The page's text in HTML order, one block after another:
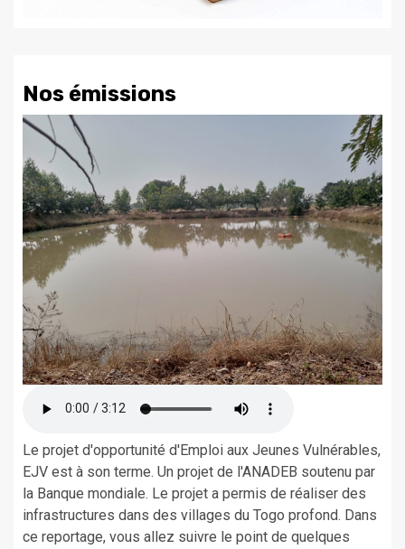
Nos émissions
Le projet d'opportunité d'Emploi aux Jeunes Vulnérables,
EJV est à son terme. Un projet de l'ANADEB soutenu par
la Banque mondiale. Le projet a permis de réaliser des
infrastructures dans des villages du Togo profond. Dans
ce reportage, vous allez suivre le point de quelques